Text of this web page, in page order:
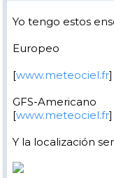
Yo tengo estos
Europeo
[www.meteociel.fr]
GFS-Americano
[www.meteociel.fr]
Y la localización